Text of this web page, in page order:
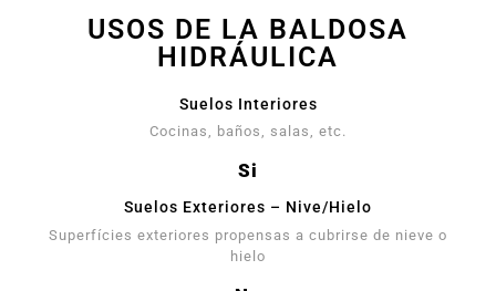
USOS DE LA BALDOSA
HIDRÁULICA
Suelos Interiores
Cocinas, baños, salas, etc.
Si
Suelos Exteriores – Nive/Hielo
Superfícies exteriores propensas a cubrirse de nieve o
hielo